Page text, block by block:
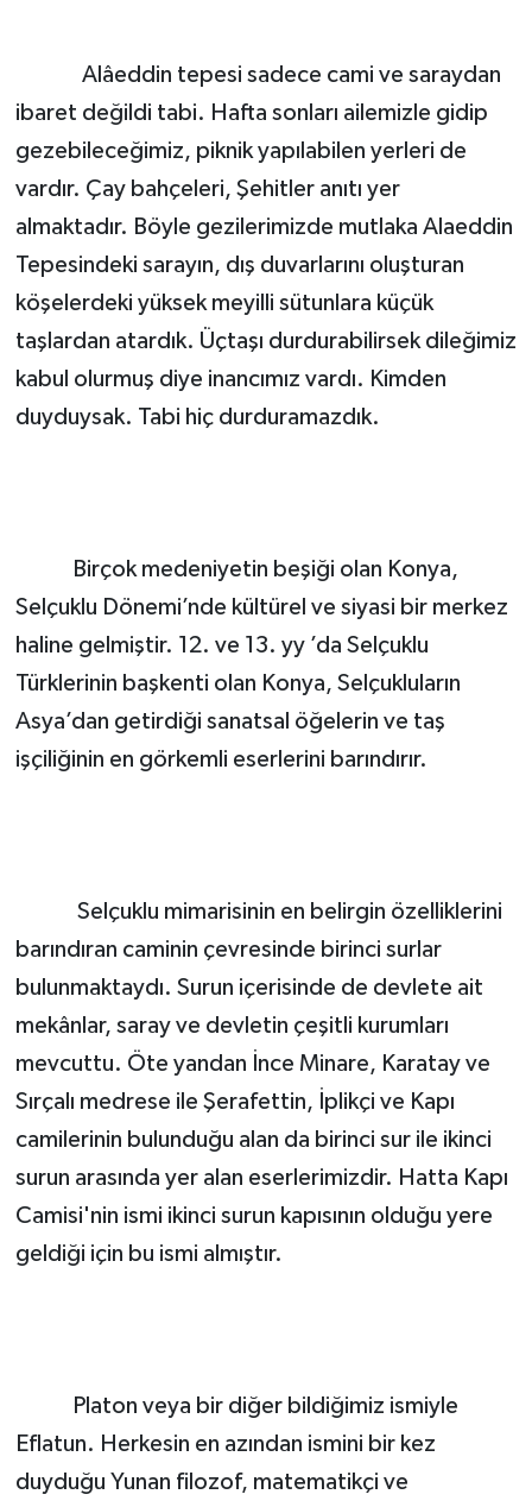
Alâeddin tepesi sadece cami ve saraydan
ibaret değildi tabi. Hafta sonları ailemizle gidip
gezebileceğimiz, piknik yapılabilen yerleri de
vardır. Çay bahçeleri, Şehitler anıtı yer
almaktadır. Böyle gezilerimizde mutlaka Alaeddin
Tepesindeki sarayın, dış duvarlarını oluşturan
köşelerdeki yüksek meyilli sütunlara küçük
taşlardan atardık. Üçtaşı durdurabilirsek dileğimiz
kabul olurmuş diye inancımız vardı. Kimden
duyduysak. Tabi hiç durduramazdık.
Birçok medeniyetin beşiği olan Konya,
Selçuklu Dönemi’nde kültürel ve siyasi bir merkez
haline gelmiştir. 12. ve 13. yy ’da Selçuklu
Türklerinin başkenti olan Konya, Selçukluların
Asya’dan getirdiği sanatsal öğelerin ve taş
işçiliğinin en görkemli eserlerini barındırır.
Selçuklu mimarisinin en belirgin özelliklerini
barındıran caminin çevresinde birinci surlar
bulunmaktaydı. Surun içerisinde de devlete ait
mekânlar, saray ve devletin çeşitli kurumları
mevcuttu. Öte yandan İnce Minare, Karatay ve
Sırçalı medrese ile Şerafettin, İplikçi ve Kapı
camilerinin bulunduğu alan da birinci sur ile ikinci
surun arasında yer alan eserlerimizdir. Hatta Kapı
Camisi'nin ismi ikinci surun kapısının olduğu yere
geldiği için bu ismi almıştır.
Platon veya bir diğer bildiğimiz ismiyle
Eflatun. Herkesin en azından ismini bir kez
duyduğu Yunan filozof, matematikçi ve